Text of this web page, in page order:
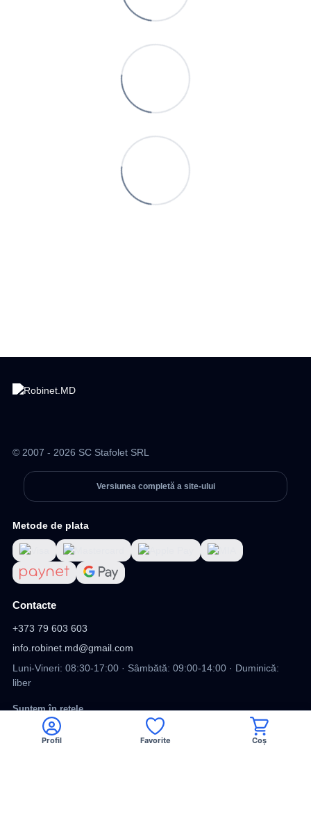
© 2007 - 2026 SC Stafolet SRL
Versiunea completă a site-ului
Metode de plata
Contacte
+373 79 603 603
info.robinet.md@gmail.com
Luni-Vineri: 08:30-17:00 · Sâmbătă: 09:00-14:00 · Duminică:
liber
Suntem în rețele
Facebook
Profil Favorite Coș